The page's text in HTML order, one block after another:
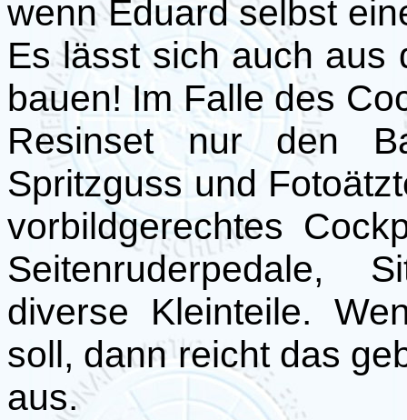
wenn Eduard selbst
Es lässt sich auch aus
bauen! Im Falle des
Resinset nur den
Spritzguss und
vorbildgerechtes
Seitenruderpedale,
diverse Kleinteile.
soll, dann reicht das
aus.